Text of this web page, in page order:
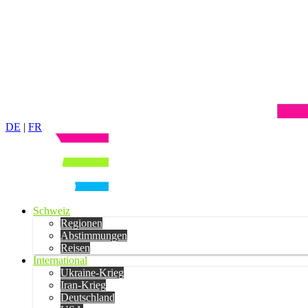
DE | FR
Schweiz
Regionen
Abstimmungen
Reisen
International
Ukraine-Krieg
Iran-Krieg
Deutschland